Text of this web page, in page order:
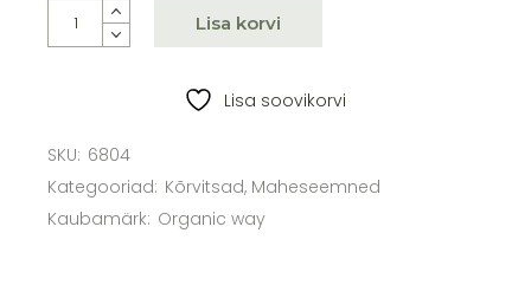
Suvikõrvits maheseemned Black Beauty Organic Way 1g
Lisa korvi
Lisa soovikorvi
SKU: 6804
Kategooriad: Kõrvitsad, Maheseemned
Kaubamärk: Organic way